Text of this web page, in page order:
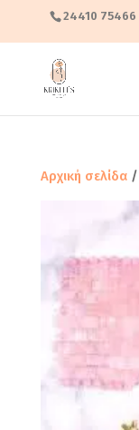
24410 75466
Αρχική σελίδα/